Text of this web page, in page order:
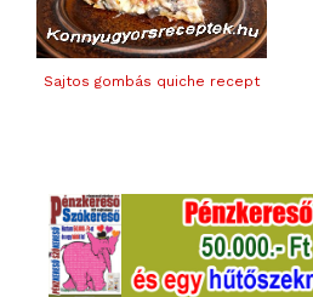
Sajtos gombás quiche recept